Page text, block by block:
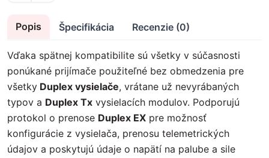
Popis Špecifikácia Recenzie (0)
Vďaka spätnej kompatibilite sú všetky v súčasnosti
ponúkané prijímače použiteľné bez obmedzenia pre
všetky Duplex vysielače, vrátane už nevyrábaných
typov a Duplex Tx vysielacích modulov. Podporujú
protokol o prenose Duplex EX pre možnosť
konfigurácie z vysielača, prenosu telemetrických
údajov a poskytujú údaje o napätí na palube a sile